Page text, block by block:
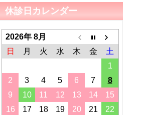
休診日カレンダー
2026年 8月
日
月 火 水 木 金
土
1
2
3 4 5 6 7
8
9
10 11 12 13 14
15
16
17 18 19 20 21
22